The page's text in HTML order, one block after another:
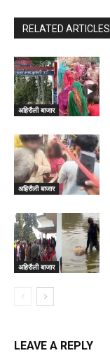
RELATED ARTICLES
अहिरौली बाजार
अहिरौली बाजार
अहिरौली बाजार
LEAVE A REPLY